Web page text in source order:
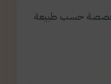
مخصصة حسب طبيعة